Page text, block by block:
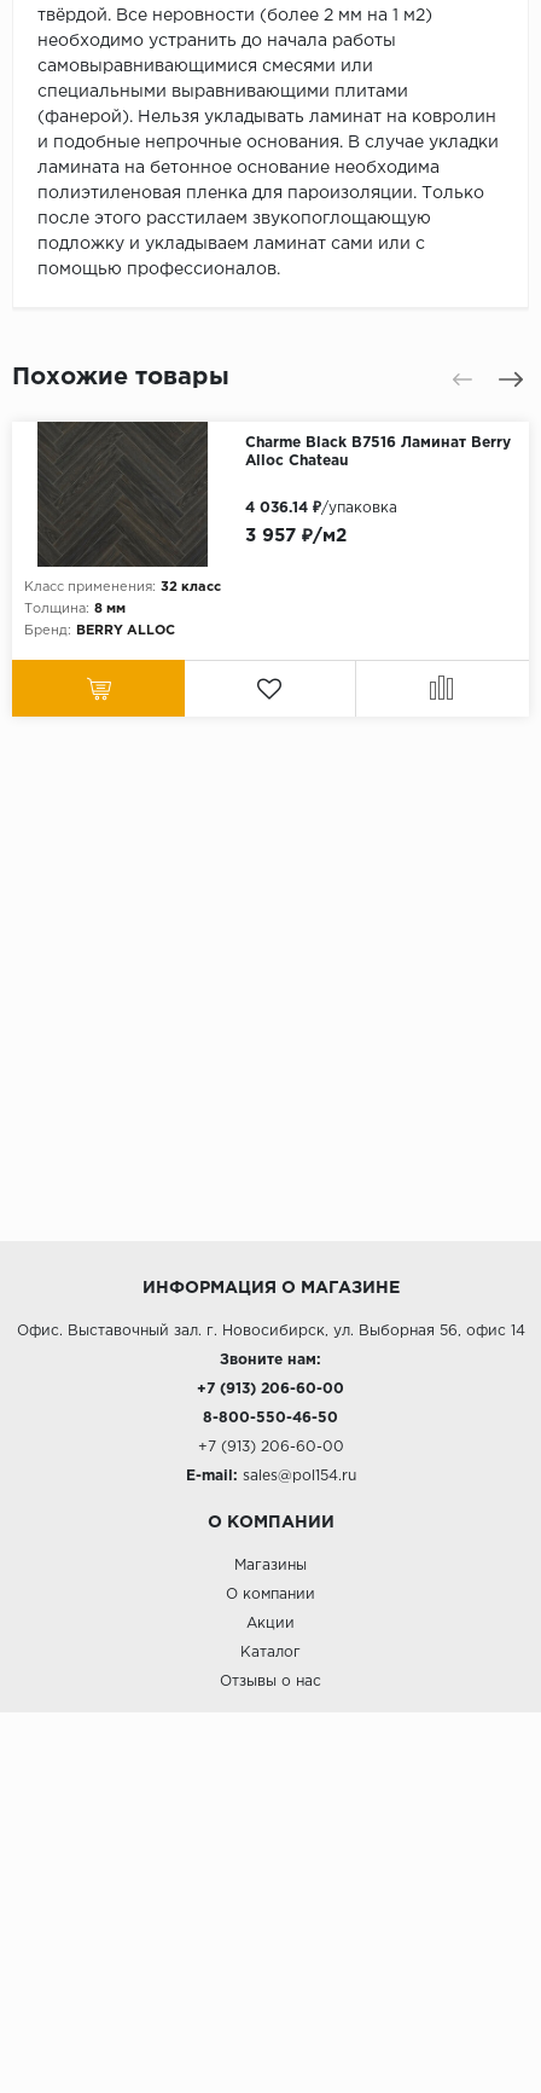
твёрдой. Все неровности (более 2 мм на 1 м2)
необходимо устранить до начала работы
самовыравнивающимися смесями или
специальными выравнивающими плитами
(фанерой). Нельзя укладывать ламинат на ковролин
и подобные непрочные основания. В случае укладки
ламината на бетонное основание необходима
полиэтиленовая пленка для пароизоляции. Только
после этого расстилаем звукопоглощающую
подложку и укладываем ламинат сами или с
помощью профессионалов.
Похожие товары
Charme Black B7516 Ламинат Berry
Alloc Chateau
Класс применения: 32 класс
Толщина: 8 мм
Бренд:
BERRY ALLOC
3 957 ₽/м2
4 036.14 ₽/упаковка
ИНФОРМАЦИЯ О МАГАЗИНЕ
Офис. Выставочный зал. г. Новосибирск, ул. Выборная 56, офис 14
Звоните нам:
+7 (913) 206-60-00
8-800-550-46-50
+7 (913) 206-60-00
E-mail: sales@pol154.ru
О КОМПАНИИ
Магазины
О компании
Акции
Каталог
Отзывы о нас